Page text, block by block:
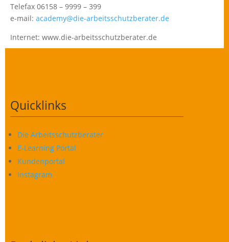
Telefax 06158 – 9999 – 399
e-mail: academy@die-arbeitsschutzberater.de
Internet: www.die-arbeitsschutzberater.de
Quicklinks
Die Arbeitsschutzberater
E-Learning Portal
Kundenportal
Instagram